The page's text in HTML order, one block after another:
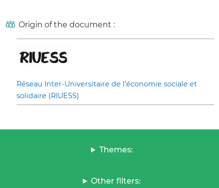
Origin of the document :
Réseau Inter-Universitaire de l’économie sociale et
solidaire (RIUESS)
Themes:
Other filters: